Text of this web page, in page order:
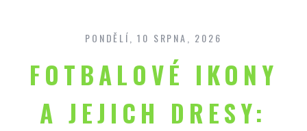
content
PONDĚLÍ, 10 SRPNA, 2026
FOTBALOVÉ IKONY
A JEJICH DRESY: